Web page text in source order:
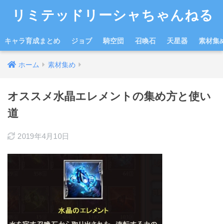
リミテッドリーシャちゃんねる
キャラ育成まとめ ジョブ 騎空団 召喚石 天星器 素材集
ホーム 素材集め
オススメ水晶エレメントの集め方と使い
道
2019年4月10日